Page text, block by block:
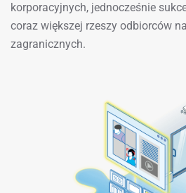
korporacyjnych, jednocześnie
coraz większej rzeszy odbiorców
zagranicznych.